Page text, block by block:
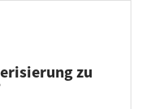
zu